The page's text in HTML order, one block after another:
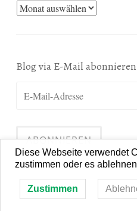
Archiv
Blog via E-Mail abonnieren
E-
ABONNIEREN
Diese Webseite verwendet
zustimmen oder es
Zustimmen